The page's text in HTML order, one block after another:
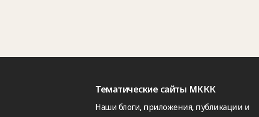
Тематические сайты МККК
Наши блоги, приложения, публикации и